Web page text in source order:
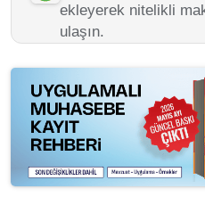
ekleyerek nitelikli
ulaşın.